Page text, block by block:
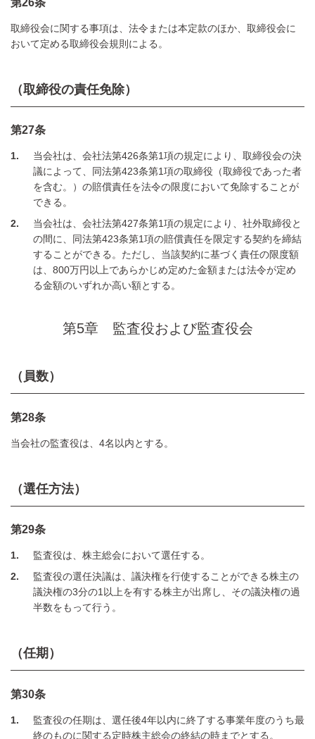
取締役会に関する事項は、法令または本定款のほか、取締役会に
おいて定める取締役会規則による。
（取締役の責任免除）
第27条
1
当会社は、会社法第426条第1項の規定により、取締役会の決
議によって、同法第423条第1項の取締役（取締役であった者
を含む。）の賠償責任を法令の限度において免除することが
できる。
2
当会社は、会社法第427条第1項の規定により、社外取締役と
の間に、同法第423条第1項の賠償責任を限定する契約を締結
することができる。ただし、当該契約に基づく責任の限度額
は、800万円以上であらかじめ定めた金額または法令が定め
る金額のいずれか高い額とする。
第5章 監査役および監査役会
（員数）
第28条
当会社の監査役は、4名以内とする。
（選任方法）
第29条
1
監査役は、株主総会において選任する。
2
監査役の選任決議は、議決権を行使することができる株主の
議決権の3分の1以上を有する株主が出席し、その議決権の過
半数をもって行う。
（任期）
第30条
1
監査役の任期は、選任後4年以内に終了する事業年度のうち最
終のものに関する定時株主総会の終結の時までとする。